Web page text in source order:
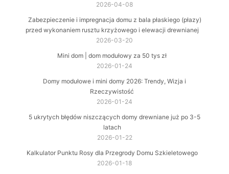
2026-04-08
Zabezpieczenie i impregnacja domu z bala płaskiego (płazy)
przed wykonaniem rusztu krzyżowego i elewacji drewnianej
2026-03-20
Mini dom | dom modułowy za 50 tys zł
2026-01-24
Domy modułowe i mini domy 2026: Trendy, Wizja i
Rzeczywistość
2026-01-24
5 ukrytych błędów niszczących domy drewniane już po 3-5
latach
2026-01-22
Kalkulator Punktu Rosy dla Przegrody Domu Szkieletowego
2026-01-18